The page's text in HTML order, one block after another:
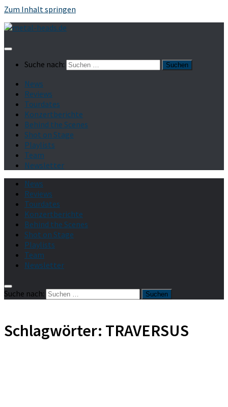
Zum Inhalt springen
Suche nach:
News
Reviews
Tourdates
Konzertberichte
Behind the Scenes
Shot on Stage
Playlists
Team
Newsletter
News
Reviews
Tourdates
Konzertberichte
Behind the Scenes
Shot on Stage
Playlists
Team
Newsletter
Suche nach:
Schlagwörter: TRAVERSUS